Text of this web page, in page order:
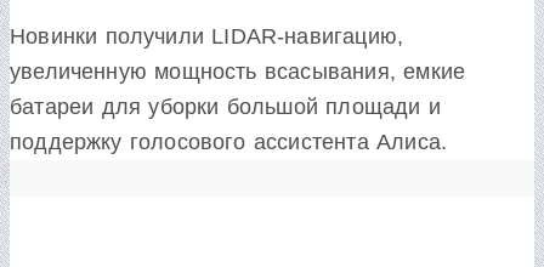
Новинки получили LIDAR-навигацию,
увеличенную мощность всасывания, емкие
батареи для уборки большой площади и
поддержку голосового ассистента Алиса.